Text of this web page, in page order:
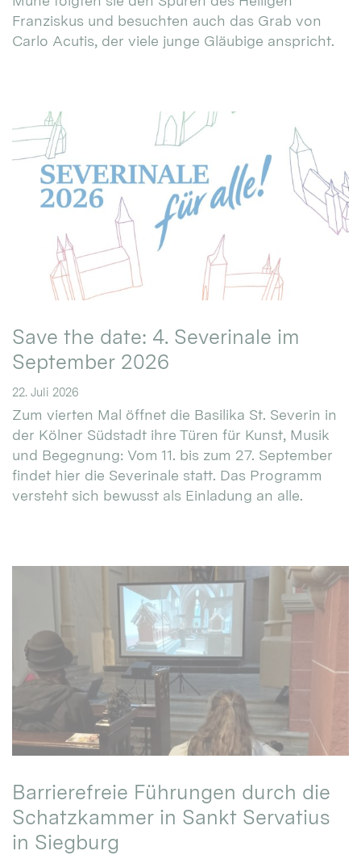
Franziskus und besuchten auch das Grab von
Carlo Acutis, der viele junge Gläubige anspricht.
Save the date: 4. Severinale im
September 2026
22. Juli 2026
Zum vierten Mal öffnet die Basilika St. Severin in
der Kölner Südstadt ihre Türen für Kunst, Musik
und Begegnung: Vom 11. bis zum 27. September
findet hier die Severinale statt. Das Programm
versteht sich bewusst als Einladung an alle.
Barrierefreie Führungen durch die
Schatzkammer in Sankt Servatius
in Siegburg